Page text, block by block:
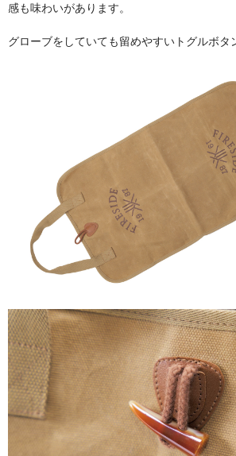
ハースラグ・ブランケ
ログホルダー
温度計
着火剤
キッチングッズ
メンテナンス用品
清掃グッズ
感も味わいがあります。
グローブをしていても留めやすいトグルボタ